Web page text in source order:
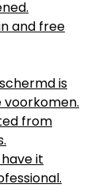
and free
is
from
it